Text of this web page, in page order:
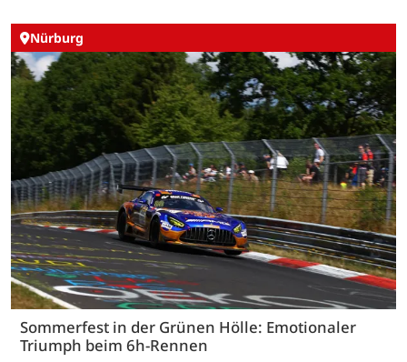
Nürburg
Sommerfest in der Grünen Hölle: Emotionaler
Triumph beim 6h-Rennen